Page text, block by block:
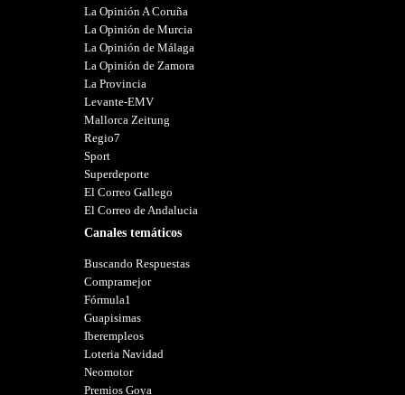
La Opinión A Coruña
La Opinión de Murcia
La Opinión de Málaga
La Opinión de Zamora
La Provincia
Levante-EMV
Mallorca Zeitung
Regio7
Sport
Superdeporte
El Correo Gallego
El Correo de Andalucia
Canales temáticos
Buscando Respuestas
Compramejor
Fórmula1
Guapisimas
Iberempleos
Loteria Navidad
Neomotor
Premios Goya